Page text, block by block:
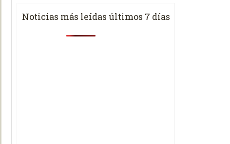
Noticias más leídas últimos 7 días